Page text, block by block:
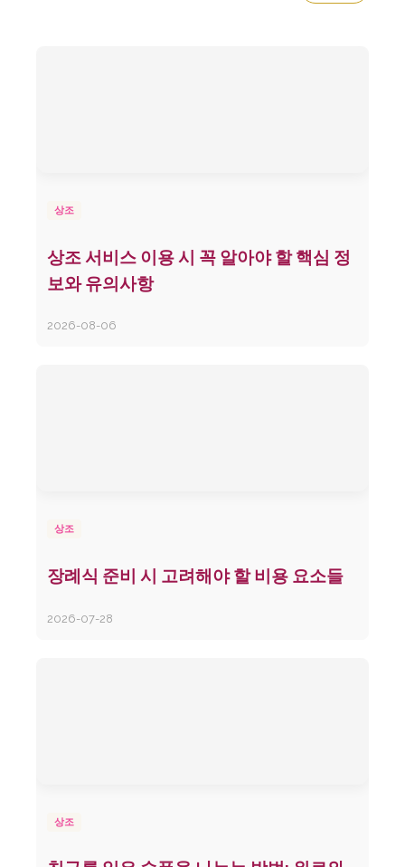
상조
상조 서비스 이용 시 꼭 알아야 할 핵심 정
보와 유의사항
2026-08-06
상조
장례식 준비 시 고려해야 할 비용 요소들
2026-07-28
상조